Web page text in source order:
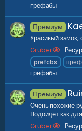
префабы
Премиум
Красивый замок,
Gruber
prefabs
префабы
Премиум
Очень похожие
Подойдет как
Gruber